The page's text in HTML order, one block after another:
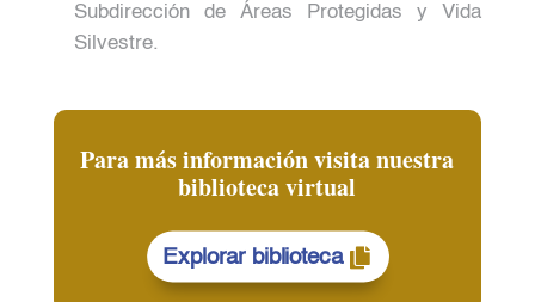
Subdirección de Áreas Protegidas y Vida
Silvestre.
Para más información visita nuestra
biblioteca virtual
Explorar biblioteca